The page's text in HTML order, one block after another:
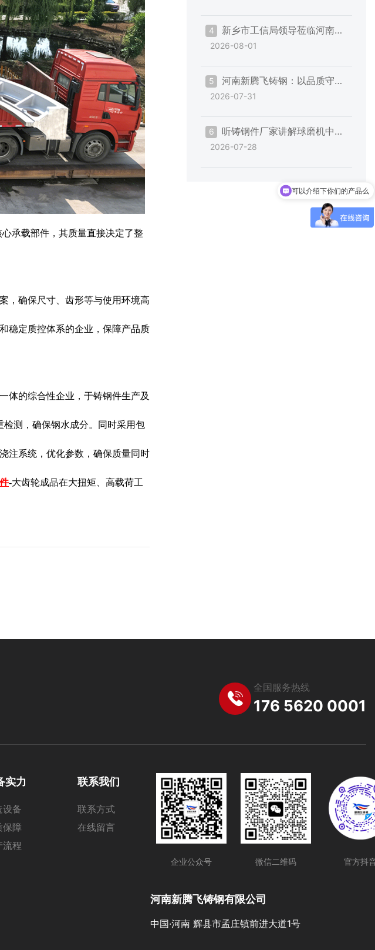
承载部件，其质量直接决定了整
，确保尺寸、齿形等与使用环境高
稳定质控体系的企业，保障产品质
体的综合性企业，于铸钢件生产及
测，确保钢水成分。同时采用包
注系统，优化参数，确保质量同时
-大齿轮成品在大扭矩、高载荷工
4
新乡市工信局领导莅临河南新
腾飞帮扶指导“三规范一提升”专项
2026-08-01
5
河南新腾飞铸钢：以品质守承
诺，以服务赢信赖
2026-07-31
6
听铸钢件厂家讲解球磨机中空
轴加工的一些事
2026-07-28
全国服务热线
176 5620 0001
实力
设备
保障
流程
联系我们
联系方式
在线留言
企业公众号 微信二维码 官方抖
河南新腾飞铸钢有限公司
中国·河南 辉县市孟庄镇前进大道1号
可以介绍下你们的产品么